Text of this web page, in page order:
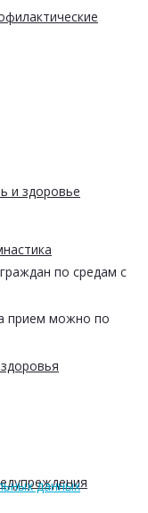
и здоровье
по средам с
прием можно по
данных